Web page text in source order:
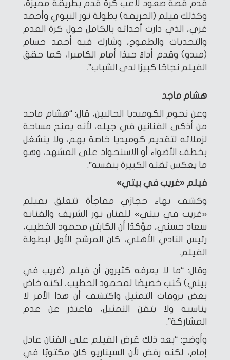
قدم قصة صعود لاعب كرة قدم بطريقة مميزة،
وكذلك فيلم (الحريفة) بطولة نور النبوي وأحمد
غزي، الذي دارت أحداثه بالكامل حول كرة القدم
والتحديات والطموح، وشارك فيه أحمد حسام
(ميدو) وقدم أداءً جيدًا أمام الكاميرا، كما حقق
الفيلم نجاحًا كبيرًا لدى الشباب”.
هشام ماجد
وعن نجوم الكوميديا الحاليين، قال: “هشام ماجد
من أذكى الفنانين في جيله، لأنه يمنح مساحة
لزملائه لتقديم كوميديا خاصة بهم، ولا ينشغل
بخطف الأضواء أو الاستحواذ على المشهد، وهو
ما يعكس ثقته الكبيرة بنفسه”.
فيلم «غريب في بيتي»
وكشف بهاء حجازي مفاجأة تتعلق بفيلم
«غريب في بيتي» للفنان نور الشريف والفنانة
سعاد حسني، مؤكدًا أن الكابتن محمود الخطيب،
رئيس النادي الأهلي، كان المرشح الأول لبطولة
الفيلم.
وقال: “ما لا يعرفه كثيرون أن فيلم (غريب في
بيتي) كُتب خصيصًا لمحمود الخطيب، لكنه خاض
بعض بروفات التمثيل واكتشف أن هذا الأمر لا
يناسبه ولا يتقن التمثيل، فاعتذر عن عدم
المشاركة”.
وأوضح: “بعد ذلك عُرض الفيلم على الفنان عادل
إمام، لكنه رفض لأن السيناريو كان مكتوبًا في